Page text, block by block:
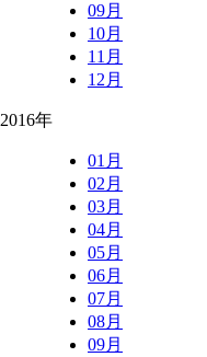
09月
10月
11月
12月
2016年
01月
02月
03月
04月
05月
06月
07月
08月
09月